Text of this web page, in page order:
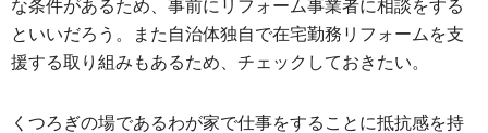
な条件があるため、事前にリフォーム事業者に相談をする
といいだろう。また自治体独自で在宅勤務リフォームを支
援する取り組みもあるため、チェックしておきたい。
くつろぎの場であるわが家で仕事をすることに抵抗感を持